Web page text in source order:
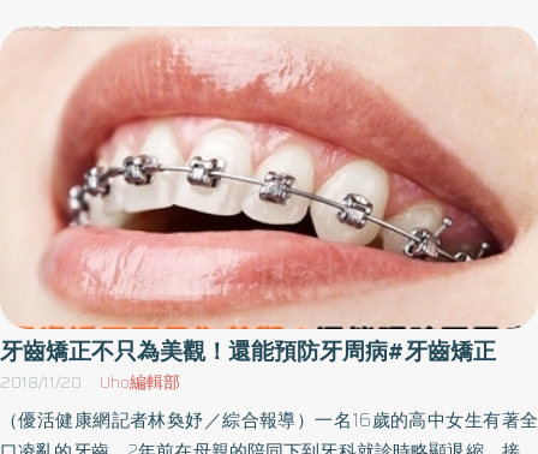
矯正熱門選擇知名齒顎矯正專科團隊蘇明圳院長表示，確實在隱形
矯正問世後，國人對於牙齒矯正的接受度愈來愈高，不少過去因為
排斥戴大鋼牙覺得不美觀，或因為覺得難清潔、很痛、吃東西很麻
煩，因此抗拒矯正牙齒的民眾，都開始重新思考是否要選擇新的隱
形矯正技術。而隨著新技術打開市場，現在的隱形牙套材料在質地
上也更加講究，許多隱形牙套品牌不斷革新，讓牙套材料更薄、彈
性更好、包覆力也更佳，使其在穿戴時更加舒適，因此對於想要矯
正的民眾來說，無非是一個非常好的選項。非人人都可隱形牙套
專業讓口腔齒顎矯正團隊來！然而並非所有想要矯正牙齒的患者都
適合使用隱形牙套，或者是說根據個人的牙況，使用隱形牙套之前
應該有的前置處理，有時還須合併顎骨的正顎治療，蘇明圳院長則
強調，這部份必須透過專業及成熟的口腔齒顎矯正團隊，進行相當
全面性的檢查，並且依病患需求規劃出客製化療程，建議民眾在選
治療後，牙齒開咬的狀況已恢復正常，牙齒已可完全咬合，臉部外
觀也沒有過長，林小姐展現滿意的自信笑容。開咬原因分先天與後
天 可能與本身骨骼或平時口腔習慣造成現今社會中牙齒矯正已經
越來越普遍，不論是青少年或是成年人，甚至是為了做假牙的中年
病人，都可能接觸到牙齒矯正治療。但對於矯正醫師來說，前牙開
咬是棘手問題。主要是因為這類型的咬合跟習慣、口腔周圍肌肉很
有關係，這類錯誤咬合治療後復發率也相對較高。奇美醫學中心牙
醫部齒顎矯正科主治醫師王崇歷說明，一般來說，開咬的原因可分
為先天和後天。先天原因像是一些罕見的症候群造成的小下巴導致
前牙開咬，或本身骨骼型態就是下半部的臉部較長，導致門牙距離
較遠，容易造成開咬。後天原因就是發育過程的問題，尤其小朋友
一些不良口腔習慣也會導致前牙開咬，例如口呼吸、與年紀不相符
的吸吮、伸舌習慣、喜好咬異物等。因為在正常口腔的肌肉平衡，
上下牙弓可以適當地往前往側邊發育，但是當異常的口腔習慣存在
牙齒矯正不只為美觀！還能預防牙周病#牙齒矯正
2018/11/20 Uho編輯部
（優活健康網記者林奐妤／綜合報導）一名16歲的高中女生有著全